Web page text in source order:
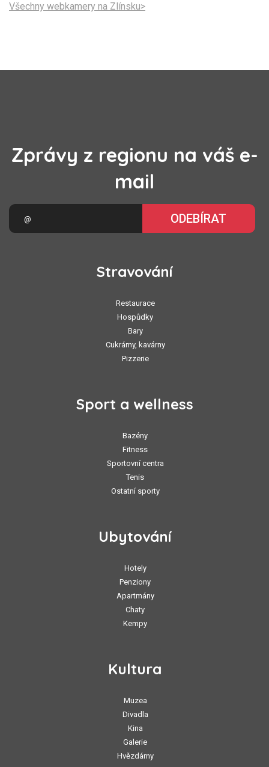
Všechny webkamery na Zlínsku>
Zprávy z regionu na váš e-
mail
ODEBÍRAT
Stravování
Restaurace
Hospůdky
Bary
Cukrárny, kavárny
Pizzerie
Sport a wellness
Bazény
Fitness
Sportovní centra
Tenis
Ostatní sporty
Ubytování
Hotely
Penziony
Apartmány
Chaty
Kempy
Kultura
Muzea
Divadla
Kina
Galerie
Hvězdárny